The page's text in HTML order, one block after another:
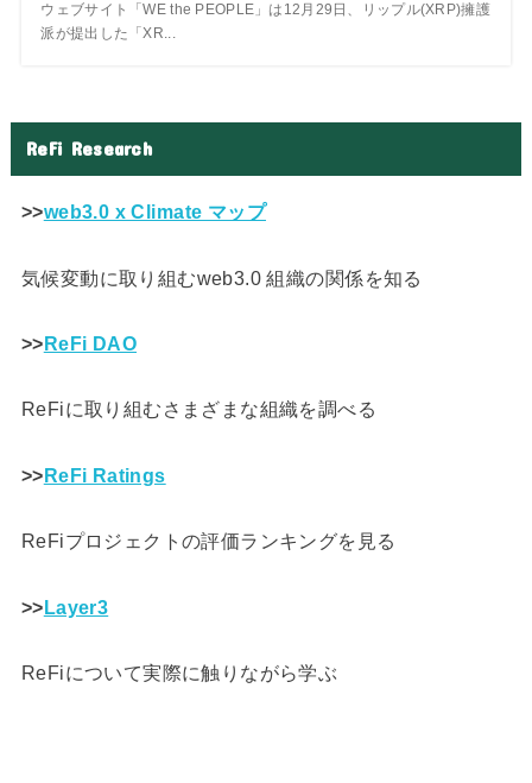
ウェブサイト「WE the PEOPLE」は12月29日、リップル(XRP)擁護
派が提出した「XR...
ReFi Research
>>web3.0 x Climate マップ
気候変動に取り組むweb3.0 組織の関係を知る
>>ReFi DAO
ReFiに取り組むさまざまな組織を調べる
>>ReFi Ratings
ReFiプロジェクトの評価ランキングを見る
>>Layer3
ReFiについて実際に触りながら学ぶ